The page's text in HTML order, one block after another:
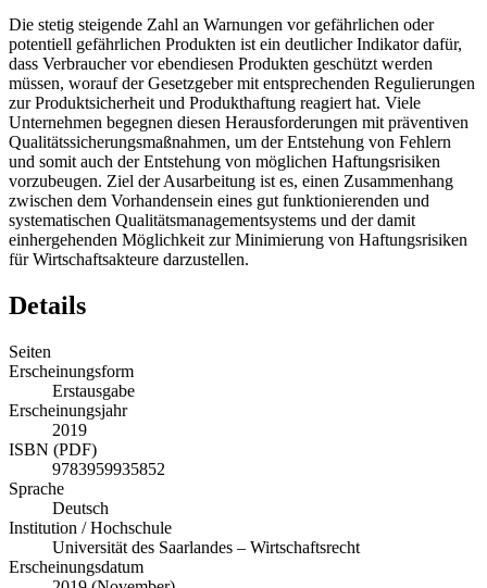
Die stetig steigende Zahl an Warnungen vor gefährlichen oder
potentiell gefährlichen Produkten ist ein deutlicher Indikator dafür,
dass Verbraucher vor ebendiesen Produkten geschützt werden
müssen, worauf der Gesetzgeber mit entsprechenden Regulierungen
zur Produktsicherheit und Produkthaftung reagiert hat. Viele
Unternehmen begegnen diesen Herausforderungen mit präventiven
Qualitätssicherungsmaßnahmen, um der Entstehung von Fehlern
und somit auch der Entstehung von möglichen Haftungsrisiken
vorzubeugen. Ziel der Ausarbeitung ist es, einen Zusammenhang
zwischen dem Vorhandensein eines gut funktionierenden und
systematischen Qualitätsmanagementsystems und der damit
einhergehenden Möglichkeit zur Minimierung von Haftungsrisiken
für Wirtschaftsakteure darzustellen.
Details
Seiten
Erscheinungsform
Erstausgabe
Erscheinungsjahr
2019
ISBN (PDF)
9783959935852
Sprache
Deutsch
Institution / Hochschule
Universität des Saarlandes – Wirtschaftsrecht
Erscheinungsdatum